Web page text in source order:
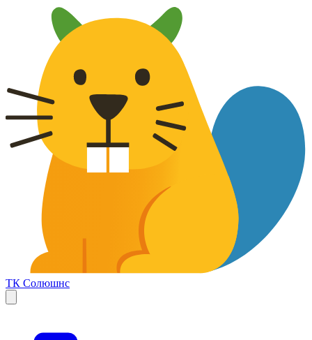
ТК Солюшнс